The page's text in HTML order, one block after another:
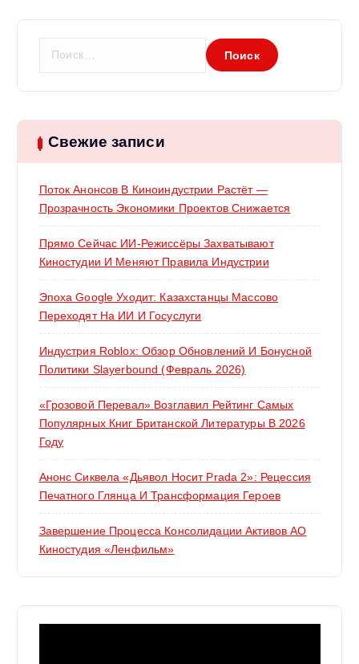
м
и
: Свежие записи
Поток Анонсов В Киноиндустрии Растёт —
Прозрачность Экономики Проектов Снижается
Прямо Сейчас ИИ-Режиссёры Захватывают
Киностудии И Меняют Правила Индустрии
Эпоха Google Уходит: Казахстанцы Массово
Переходят На ИИ И Госуслуги
Индустрия Roblox: Обзор Обновлений И Бонусной
Политики Slayerbound (февраль 2026)
«Грозовой Перевал» Возглавил Рейтинг Самых
Популярных Книг Британской Литературы В 2026
Году
Анонс Сиквела «Дьявол Носит Prada 2»: Рецессия
Печатного Глянца И Трансформация Героев
Завершение Процесса Консолидации Активов АО
Киностудия «Ленфильм»